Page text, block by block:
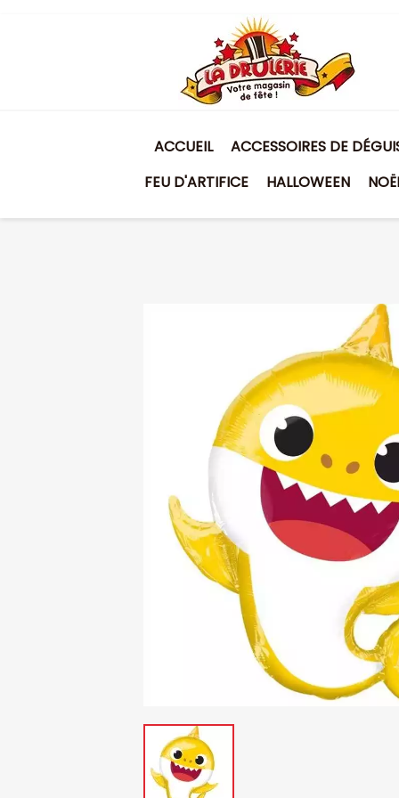
ACCUEIL ACCESSOIRES DE
FEU D'ARTIFICE
HALLOWEEN